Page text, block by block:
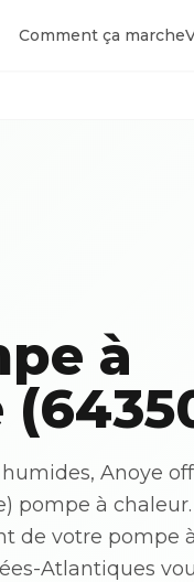
Comment ça marche
à
Anoye
pompe à
de votre pompe
Atlantiques